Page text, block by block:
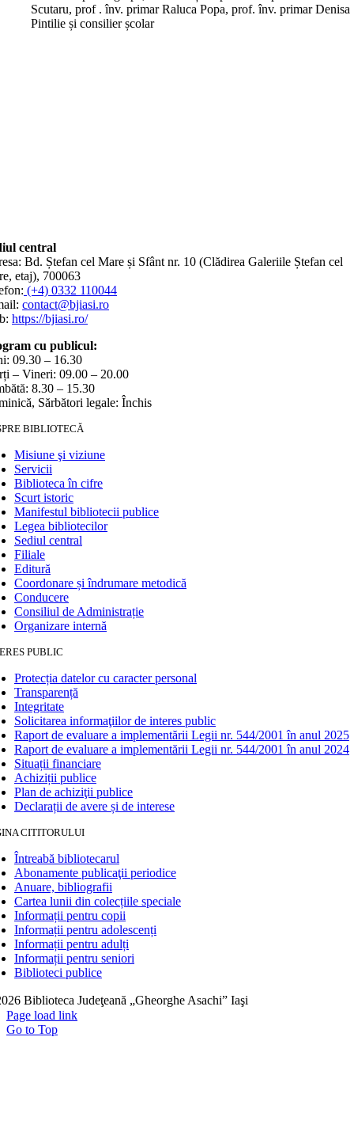
Scutaru, prof . înv. primar Raluca Popa, prof. înv. primar Denisa
Pintilie și consilier școlar
central
Bd. Ștefan cel Mare și Sfânt nr. 10 (Clădirea Galeriile Ștefan cel
etaj), 700063
(+4) 0332 110044
contact@bjiasi.ro
https://bjiasi.ro/
cu publicul:
09.30 – 16.30
– Vineri: 09.00 – 20.00
8.30 – 15.30
Sărbători legale: Închis
BIBLIOTECĂ
Misiune şi viziune
Servicii
Biblioteca în cifre
Scurt istoric
Manifestul bibliotecii publice
Legea bibliotecilor
Sediul central
Filiale
Editură
Coordonare și îndrumare metodică
Conducere
Consiliul de Administrație
Organizare internă
PUBLIC
Protecția datelor cu caracter personal
Transparență
Integritate
Solicitarea informaţiilor de interes public
Raport de evaluare a implementării Legii nr. 544/2001 în anul 2025
Raport de evaluare a implementării Legii nr. 544/2001 în anul 2024
Situații financiare
Achiziții publice
Plan de achiziţii publice
Declarații de avere și de interese
CITITORULUI
Întreabă bibliotecarul
Abonamente publicaţii periodice
Anuare, bibliografii
Cartea lunii din colecțiile speciale
Informații pentru copii
Informații pentru adolescenți
Informații pentru adulți
Informații pentru seniori
Biblioteci publice
Biblioteca Judeţeană „Gheorghe Asachi” Iaşi
Page load link
Go to Top